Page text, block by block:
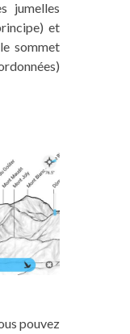
jumelles
et
sommet
pouvez